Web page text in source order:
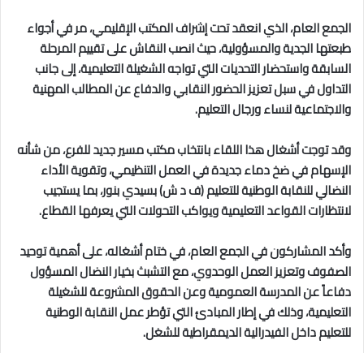
الجمع العام، الذي انعقد تحت إشراف المكتب الإقليمي، مر في أجواء
طبعتها الجدية والمسؤولية، حيث انصب النقاش على تقييم المرحلة
السابقة واستحضار التحديات التي تواجه الشغيلة التعليمية، إلى جانب
التداول في سبل تعزيز الحضور النقابي والدفاع عن المطالب المهنية
والاجتماعية لنساء ورجال التعليم.
وقد توجت أشغال هذا اللقاء بانتخاب مكتب مسير جديد للفرع، من شأنه
الإسهام في ضخ دماء جديدة في العمل التنظيمي، وتقوية الأداء
النضالي للنقابة الوطنية للتعليم (ف د ش) بسيدي بنور، بما يستجيب
لانتظارات القواعد التعليمية ويواكب التحولات التي يعرفها القطاع.
وأكد المشاركون في الجمع العام، في ختام أشغاله، على أهمية توحيد
الصفوف وتعزيز العمل الوحدوي، مع التشبث بخيار النضال المسؤول
دفاعاً عن المدرسة العمومية وعن الحقوق المشروعة للشغيلة
التعليمية، وذلك في إطار المبادئ التي تؤطر عمل النقابة الوطنية
للتعليم داخل الفيدرالية الديمقراطية للشغل.